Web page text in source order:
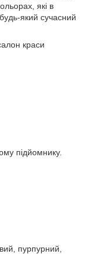
які в
який сучасний
краси
підйомнику.
пурпурний,